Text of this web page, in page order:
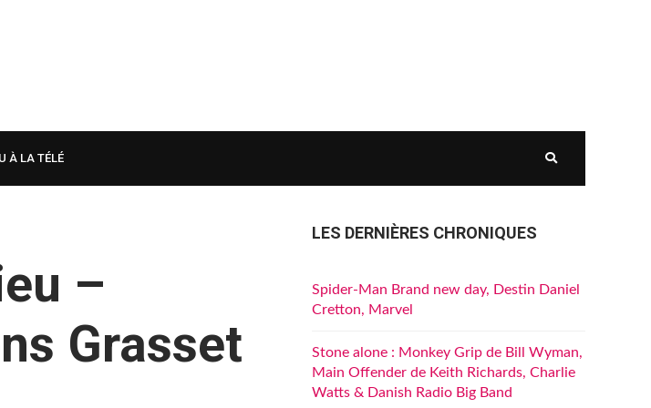
À LA TÉLÉ
–
Grasset
LES DERNIÈRES CHRONIQUES
Spider-Man Brand new day, Destin Daniel
Cretton, Marvel
Stone alone : Monkey Grip de Bill Wyman,
Main Offender de Keith Richards, Charlie
Watts & Danish Radio Big Band